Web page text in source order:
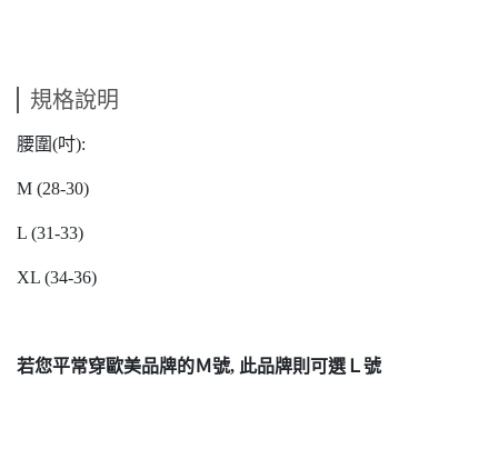
規格說明
腰圍(吋):
M (28-30)
L (31-33)
XL (34-36)
若您平常穿歐美品牌的Ｍ號, 此品牌則可選Ｌ號